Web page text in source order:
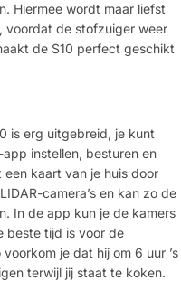
Hiermee wordt maar liefst
voordat de stofzuiger weer
de S10 perfect geschikt
is erg uitgebreid, je kunt
instellen, besturen en
kaart van je huis door
camera’s en kan zo de
In de app kun je de kamers
beste tijd is voor de
je dat hij om 6 uur ’s
terwijl jij staat te koken.
Kopiëren